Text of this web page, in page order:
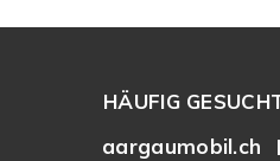
HÄUFIG
aargaumobil.ch